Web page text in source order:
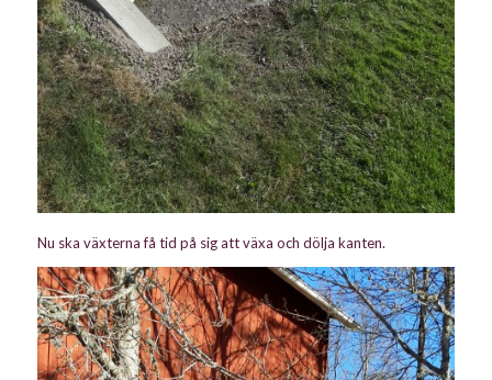
Nu ska växterna få tid på sig att växa och dölja kanten.